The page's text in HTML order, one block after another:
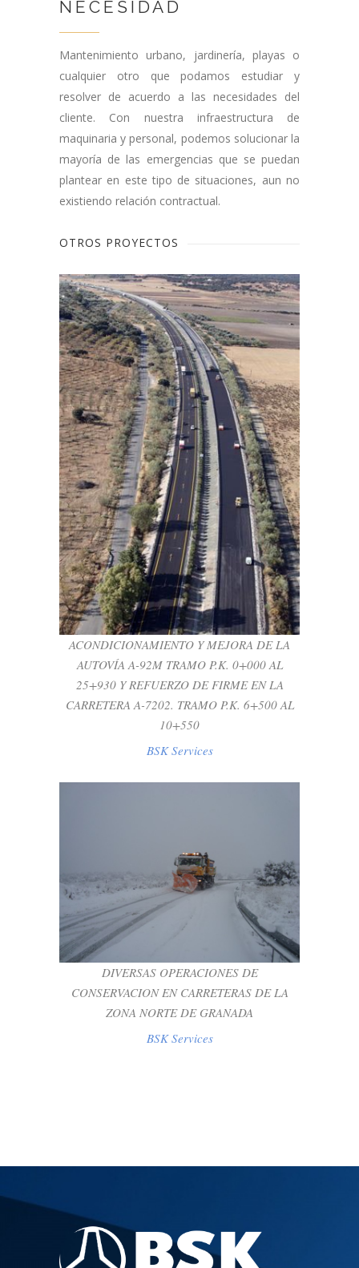
NECESIDAD
Mantenimiento urbano, jardinería, playas o
cualquier otro que podamos estudiar y
resolver de acuerdo a las necesidades del
cliente. Con nuestra infraestructura de
maquinaria y personal, podemos solucionar la
mayoría de las emergencias que se puedan
plantear en este tipo de situaciones, aun no
existiendo relación contractual.
OTROS PROYECTOS
ACONDICIONAMIENTO Y MEJORA DE LA
AUTOVÍA A-92M TRAMO P.K. 0+000 AL
25+930 Y REFUERZO DE FIRME EN LA
CARRETERA A-7202. TRAMO P.K. 6+500
AL 10+550
BSK Services
ACONDICIONAMIENTO Y MEJORA DE LA
AUTOVÍA A-92M TRAMO P.K. 0+000 AL
25+930 Y REFUERZO DE FIRME EN LA
CARRETERA A-7202. TRAMO P.K. 6+500 AL
10+550
BSK Services
DIVERSAS OPERACIONES DE
CONSERVACION EN CARRETERAS DE LA
ZONA NORTE DE GRANADA
DIVERSAS OPERACIONES DE
CONSERVACION EN CARRETERAS DE LA
ZONA NORTE DE GRANADA
BSK Services